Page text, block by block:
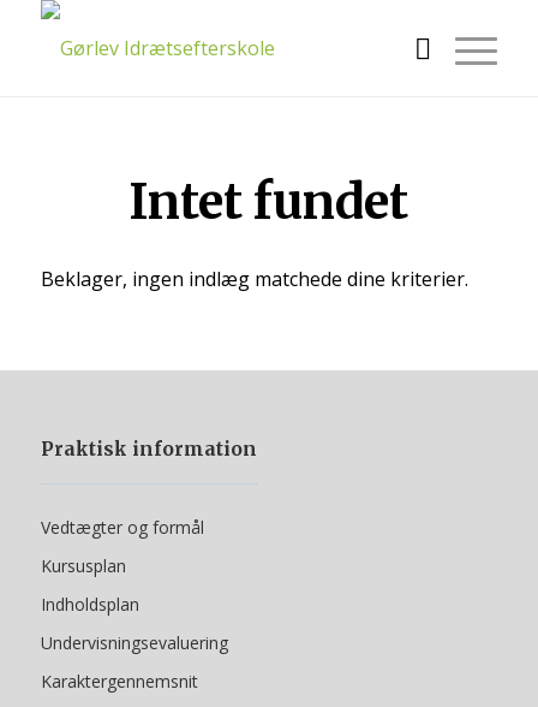
Intet fundet
Beklager, ingen indlæg matchede dine kriterier.
Praktisk information
Vedtægter og formål
Kursusplan
Indholdsplan
Undervisningsevaluering
Karaktergennemsnit